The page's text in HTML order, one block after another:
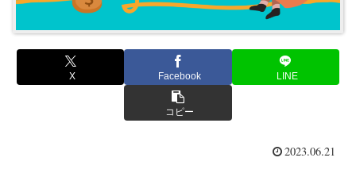
X Facebook LINE
コピー
2023.06.21